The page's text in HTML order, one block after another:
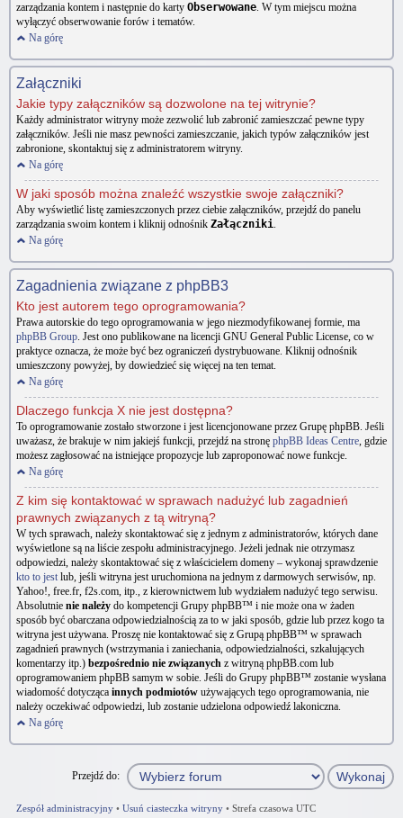
zarządzania kontem i następnie do karty Obserwowane. W tym miejscu można
wyłączyć obserwowanie forów i tematów.
Na górę
Załączniki
Jakie typy załączników są dozwolone na tej witrynie?
Każdy administrator witryny może zezwolić lub zabronić zamieszczać pewne typy
załączników. Jeśli nie masz pewności zamieszczanie, jakich typów załączników jest
zabronione, skontaktuj się z administratorem witryny.
Na górę
W jaki sposób można znaleźć wszystkie swoje załączniki?
Aby wyświetlić listę zamieszczonych przez ciebie załączników, przejdź do panelu
zarządzania swoim kontem i kliknij odnośnik Załączniki.
Na górę
Zagadnienia związane z phpBB3
Kto jest autorem tego oprogramowania?
Prawa autorskie do tego oprogramowania w jego niezmodyfikowanej formie, ma
phpBB Group. Jest ono publikowane na licencji GNU General Public License, co w
praktyce oznacza, że może być bez ograniczeń dystrybuowane. Kliknij odnośnik
umieszczony powyżej, by dowiedzieć się więcej na ten temat.
Na górę
Dlaczego funkcja X nie jest dostępna?
To oprogramowanie zostało stworzone i jest licencjonowane przez Grupę phpBB. Jeśli
uważasz, że brakuje w nim jakiejś funkcji, przejdź na stronę phpBB Ideas Centre, gdzie
możesz zagłosować na istniejące propozycje lub zaproponować nowe funkcje.
Na górę
Z kim się kontaktować w sprawach nadużyć lub zagadnień
prawnych związanych z tą witryną?
W tych sprawach, należy skontaktować się z jednym z administratorów, których dane
wyświetlone są na liście zespołu administracyjnego. Jeżeli jednak nie otrzymasz
odpowiedzi, należy skontaktować się z właścicielem domeny – wykonaj sprawdzenie
kto to jest lub, jeśli witryna jest uruchomiona na jednym z darmowych serwisów, np.
Yahoo!, free.fr, f2s.com, itp., z kierownictwem lub wydziałem nadużyć tego serwisu.
Absolutnie nie należy do kompetencji Grupy phpBB™ i nie może ona w żaden
sposób być obarczana odpowiedzialnością za to w jaki sposób, gdzie lub przez kogo ta
witryna jest używana. Proszę nie kontaktować się z Grupą phpBB™ w sprawach
zagadnień prawnych (wstrzymania i zaniechania, odpowiedzialności, szkalujących
komentarzy itp.) bezpośrednio nie związanych z witryną phpBB.com lub
oprogramowaniem phpBB samym w sobie. Jeśli do Grupy phpBB™ zostanie wysłana
wiadomość dotycząca innych podmiotów używających tego oprogramowania, nie
należy oczekiwać odpowiedzi, lub zostanie udzielona odpowiedź lakoniczna.
Na górę
Przejdź do:
Zespół administracyjny • Usuń ciasteczka witryny • Strefa czasowa UTC